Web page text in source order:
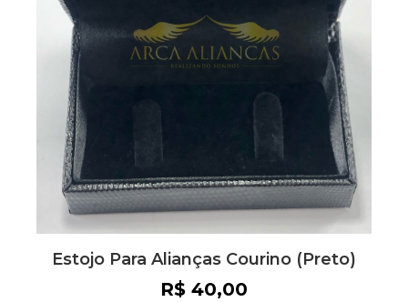
Estojo Para Alianças Courino (Preto)
R$ 40,00